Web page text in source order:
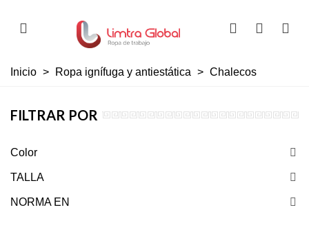
Inicio > Ropa ignífuga y antiestática > Chalecos
FILTRAR POR
Color
TALLA
NORMA EN